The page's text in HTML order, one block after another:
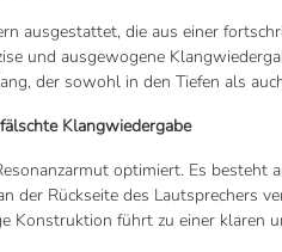
ausgestattet, die aus einer
und ausgewogene
der sowohl in den Tiefen als
Klangwiedergabe
optimiert. Es
der Rückseite des
Konstruktion führt zu einer klaren